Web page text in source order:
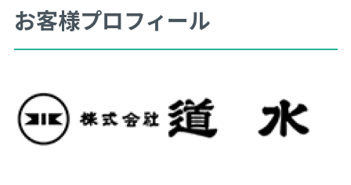
お客様プロフィール